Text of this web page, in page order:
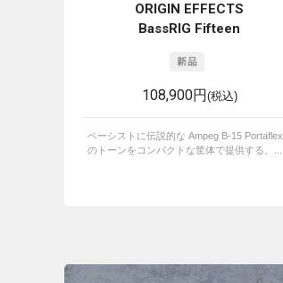
ORIGIN EFFECTS
BassRIG Fifteen
108,900円(税込)
ベーシストに伝説的な Ampeg B-15 Portaflex
のトーンをコンパクトな筐体で提供する、...